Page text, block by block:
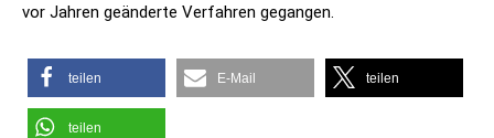
vor Jahren geänderte Verfahren gegangen.
teilen E-Mail teilen
teilen